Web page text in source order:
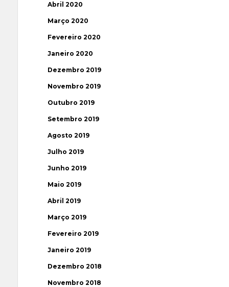
Abril 2020
Março 2020
Fevereiro 2020
Janeiro 2020
Dezembro 2019
Novembro 2019
Outubro 2019
Setembro 2019
Agosto 2019
Julho 2019
Junho 2019
Maio 2019
Abril 2019
Março 2019
Fevereiro 2019
Janeiro 2019
Dezembro 2018
Novembro 2018